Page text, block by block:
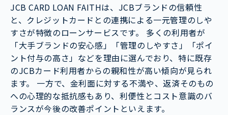
JCB CARD LOAN FAITHは、JCBブランドの信頼性
と、クレジットカードとの連携による一元管理のしや
すさが特徴のローンサービスです。 多くの利用者が
「大手ブランドの安心感」「管理のしやすさ」「ポイ
ント付与の高さ」などを理由に選んでおり、特に既存
のJCBカード利用者からの親和性が高い傾向が見られ
ます。 一方で、金利面に対する不満や、返済そのもの
への心理的な抵抗感もあり、利便性とコスト意識のバ
ランスが今後の改善ポイントといえます。